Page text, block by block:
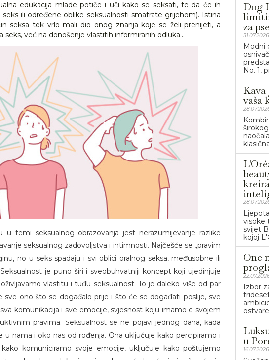
edukacija mlade potiče i uči kako se seksati, te da će ih
ili određene oblike seksualnosti smatrate grijehom). Istina
seksa tek vrlo mali dio onog znanja koje se želi prenijeti, a
već na donošenje vlastitih informiranih odluka...
temi seksualnog obrazovanja jest nerazumijevanje razlike
seksualnog zadovoljstva i intimnosti. Najčešće se „pravim
no u seks spadaju i svi oblici oralnog seksa, međusobne ili
je puno širi i sveobuhvatniji koncept koji ujedinjuje
vlastitu i tuđu seksualnost. To je daleko više od par
sve ono što se događalo prije i što će se događati poslije, sve
komunikacija i sve emocije, svjesnost koju imamo o svojem
pravima. Seksualnost se ne pojavi jednog dana, kada
u nama i oko nas od rođenja. Ona uključuje kako percipiramo i
komuniciramo svoje emocije, uključuje kako poštujemo
Dog
za pse
31.07.2026.
Modni
No. 1,
Kava
vaša
visoke
svijet
kojoj
One
Izbor
u
16.07.2026.